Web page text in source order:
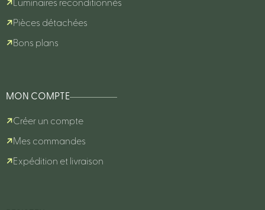
Luminaires reconditionnés
Pièces détachées
Bons plans
MON COMPTE
Créer un compte
Mes commandes
Expédition et livraison